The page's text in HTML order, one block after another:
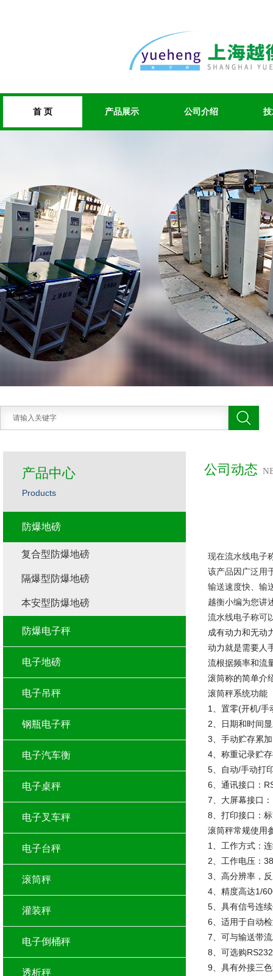
首 页 产品展示 公司介绍
公司动态
现在流水线电子
该产品因广泛用
输送速度快、输
越衡小编为您讲
流水线电子称可
成有动力和无动
动力就是需要人
流根据频率和流
滚筒称的简单介
滚筒秤系统功能
1、置零(开机/
2、日期和时间
3、手动贮存累
4、称重记录贮
5、自动/手动打
6、通讯接口：
7、大屏幕接口
8、打印接口：
滚筒秤常规使用
1、工作方式：
2、工作电压：
3、高分辨率，
4、精度高达1/
5、具有信号连
6、适用于自动
7、可与输送带
8、可选购
9、具有外接三
产品中心
Products
防爆地磅
复合型防爆地磅
隔爆型防爆地磅
本安型防爆地磅
防爆电子秤
电子地磅
电子吊秤
钢瓶电子秤
电子汽车衡
电子桌秤
电子叉车秤
电子台秤
滚筒秤
灌装秤
电子倒桶秤
透析秤